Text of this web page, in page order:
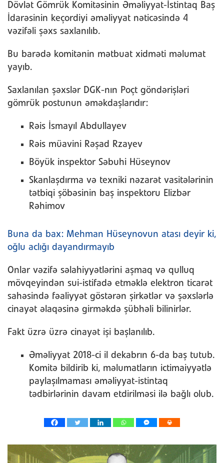
Dövlət Gömrük Komitəsinin Əməliyyat-İstintaq Baş
İdarəsinin keçordiyi əməliyyat nəticəsində 4
vəzifəli şəxs saxlanılıb.
Bu barədə komitənin mətbuat xidməti məlumat
yayıb.
Saxlanılan şəxslər DGK-nın Poçt göndərişləri
gömrük postunun əməkdaşlarıdır:
Rəis İsmayıl Abdullayev
Rəis müavini Rəşad Rzayev
Böyük inspektor Səbuhi Hüseynov
Skanlaşdırma və texniki nəzarət vasitələrinin
tətbiqi şöbəsinin baş inspektoru Elizbər
Rəhimov
Buna da bax: Mehman Hüseynovun atası deyir ki,
oğlu aclığı dayandırmayıb
Onlar vəzifə səlahiyyətlərini aşmaq və qulluq
mövqeyindən sui-istifadə etməklə elektron ticarət
sahəsində fəaliyyət göstərən şirkətlər və şəxslərlə
cinayət əlaqəsinə girməkdə şübhəli bilinirlər.
Fakt üzrə üzrə cinayət işi başlanılıb.
Əməliyyat 2018-ci il dekabrın 6-da baş tutub.
Komitə bildirib ki, məlumatların ictimaiyyətlə
paylaşılmaması əməliyyat-istintaq
tədbirlərinin davam etdirilməsi ilə bağlı olub.